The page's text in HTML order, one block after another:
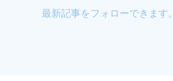
最新記事をフォローできます。